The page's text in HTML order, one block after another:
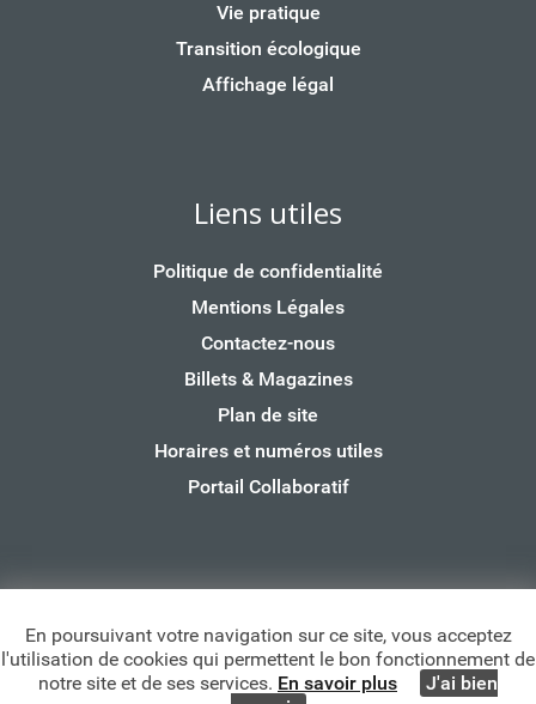
En poursuivant votre navigation sur ce site, vous acceptez
l'utilisation de cookies qui permettent le bon fonctionnement de
notre site et de ses services. En savoir plus
J'ai bien
Vie pratique
Transition écologique
Affichage légal
Liens utiles
Politique de confidentialité
Mentions Légales
Contactez-nous
Billets & Magazines
Plan de site
Horaires et numéros utiles
Portail Collaboratif
Copyright Lagord - 2025 —Mentions légales— Politque
de confidentialité de données— Un site réalisé par
l’agence web pour les collectivités Citybay